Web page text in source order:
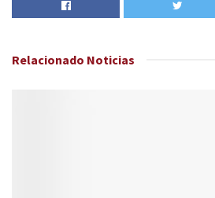
Relacionado Noticias